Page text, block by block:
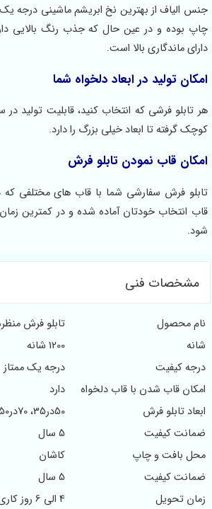
جنس الیاف از بهترین نخ ابریشم ماشینی درجه
چاپ بوده و در عین حال که جذب رنگ بالایی
دارای ماندگاری بالا است.
امکان تولید در ابعاد دلخواه شما
هر تابلو فرشی که انتخاب کنید، قابلیت تولید در
کوچک گرفته تا ابعاد خیلی بزرگ را دارد.
امکان قاب نمودن تابلو فرش
تابلو فرش سفارشی شما با قاب های مختلفی که
قاب انتخاب خودتان آماده شده و در کمترین
شود.
مشخصات فنی
نام محصول
تابلو فرش
شانه
1200 شانه
درجه کیفیت
درجه یک ممتاز
امکان قاب شدن با قاب دلخواه
دارد
ابعاد تابلو فرش
50در35، 70در50، 70در100 و...
ضمانت کیفیت
5 سال
محل بافت و چاپ
کاشان
ضمانت کیفیت
5 سال
زمان تحویل
4 الی 6 روز کاری